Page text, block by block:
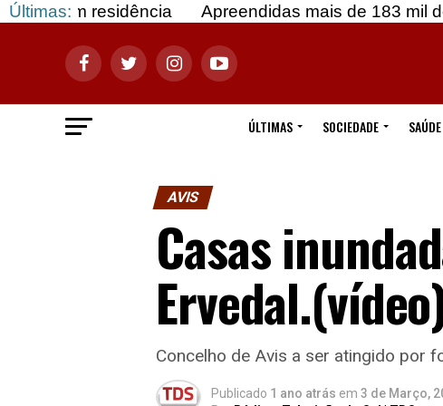
Últimas: Apreendidas mais de 183 mil doses de
ÚLTIMAS
SOCIEDADE SAÚDE
AVIS
Casas
Concelho de Avis a ser atingido por
Publicado 1 ano atrás em 3 de Março,